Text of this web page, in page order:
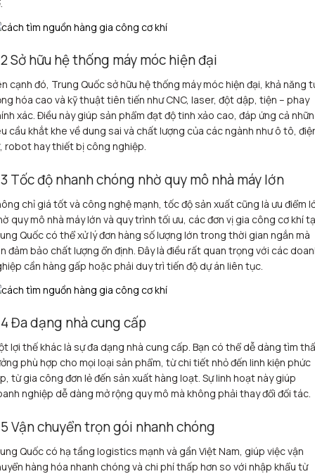
Sở hữu hệ thống máy móc hiện đại
cạnh đó, Trung Quốc sở hữu hệ thống máy móc hiện đại, khả năng
hóa cao và kỹ thuật tiên tiến như CNC, laser, đột dập, tiện – phay
xác. Điều này giúp sản phẩm đạt độ tinh xảo cao, đáp ứng cả
cầu khắt khe về dung sai và chất lượng của các ngành như ô tô,
robot hay thiết bị công nghiệp.
Tốc độ nhanh chóng nhờ quy mô nhà máy lớn
chỉ giá tốt và công nghệ mạnh, tốc độ sản xuất cũng là ưu điểm
quy mô nhà máy lớn và quy trình tối ưu, các đơn vị gia công cơ khí
Quốc có thể xử lý đơn hàng số lượng lớn trong thời gian ngắn mà
đảm bảo chất lượng ổn định. Đây là điều rất quan trọng với các
cần hàng gấp hoặc phải duy trì tiến độ dự án liên tục.
Đa dạng nhà cung cấp
lợi thế khác là sự đa dạng nhà cung cấp. Bạn có thể dễ dàng tìm
phù hợp cho mọi loại sản phẩm, từ chi tiết nhỏ đến linh kiện phức
từ gia công đơn lẻ đến sản xuất hàng loạt. Sự linh hoạt này giúp
nghiệp dễ dàng mở rộng quy mô mà không phải thay đổi đối tác.
Vận chuyển trọn gói nhanh chóng
Quốc có hạ tầng logistics mạnh và gần Việt Nam, giúp việc vận
hàng hóa nhanh chóng và chi phí thấp hơn so với nhập khẩu từ